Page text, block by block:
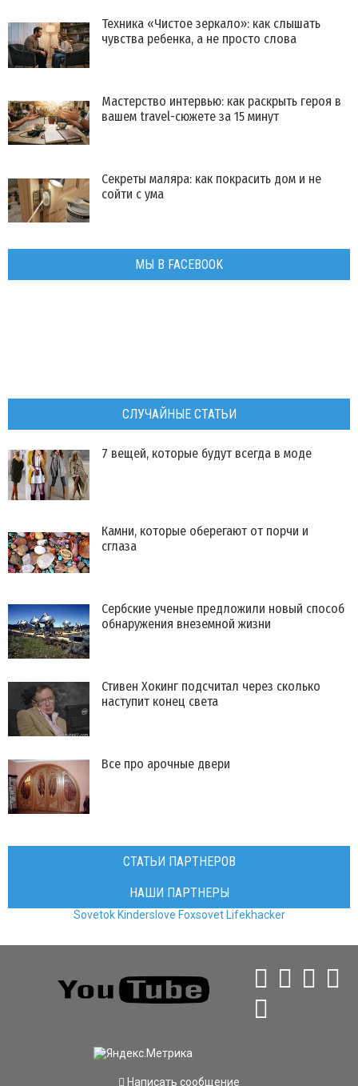
Техника «Чистое зеркало»: как слышать
чувства ребенка, а не просто слова
Мастерство интервью: как раскрыть героя в
вашем travel-сюжете за 15 минут
Секреты маляра: как покрасить дом и не
сойти с ума
МЫ В FACEBOOK
СЛУЧАЙНЫЕ СТАТЬИ
7 вещей, которые будут всегда в моде
Камни, которые оберегают от порчи и
сглаза
Сербские ученые предложили новый способ
обнаружения внеземной жизни
Стивен Хокинг подсчитал через сколько
наступит конец света
Все про арочные двери
СТАТЬИ ПАРТНЕРОВ
НАШИ ПАРТНЕРЫ
Sovetok Kinderslove Foxsovet Lifekhacker
Написать сообщение